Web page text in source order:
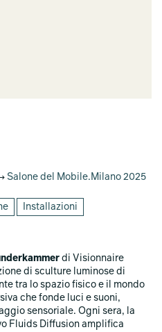
Salone del Mobile.Milano 2025
Installazioni
di Visionnaire
di sculture luminose di
tra lo spazio fisico e il mondo
che fonde luci e suoni,
sensoriale. Ogni sera, la
Fluids Diffusion amplifica